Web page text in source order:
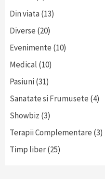
Din viata(13)
Diverse (20)
Evenimente (10)
Medical (10)
Pasiuni(31)
Sanatate si Frumusete (4)
Showbiz (3)
Terapii Complementare (3)
Timp liber(25)